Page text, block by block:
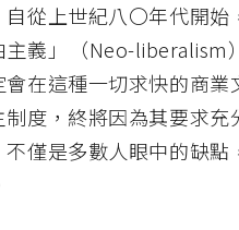
自從上世紀八〇年代開
主義」（Neo-
會在這種一切求快的商
制度，終將因為其要求
不僅是多數人眼中的缺